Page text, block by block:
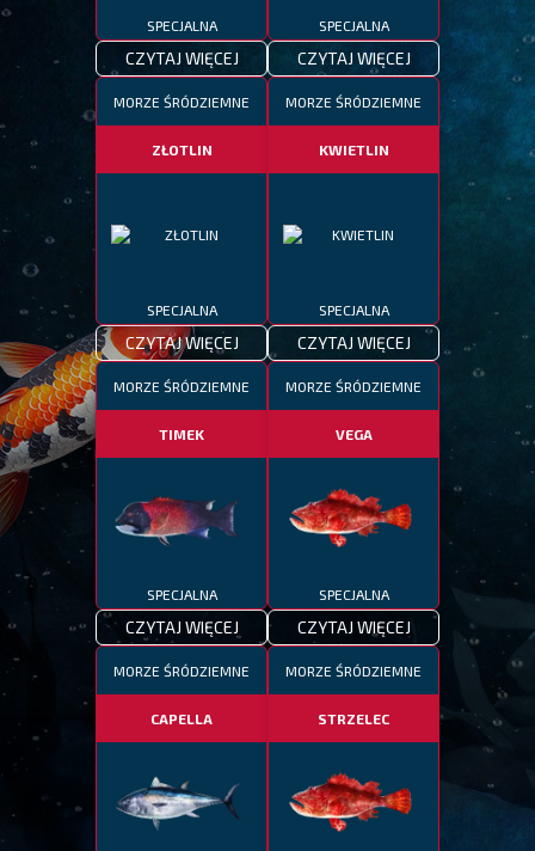
SPECJALNA
CZYTAJ WIĘCEJ
SPECJALNA
CZYTAJ WIĘCEJ
MORZE ŚRÓDZIEMNE
ZŁOTLIN
SPECJALNA
CZYTAJ WIĘCEJ
MORZE ŚRÓDZIEMNE
KWIETLIN
SPECJALNA
CZYTAJ WIĘCEJ
MORZE ŚRÓDZIEMNE
TIMEK
SPECJALNA
CZYTAJ WIĘCEJ
MORZE ŚRÓDZIEMNE
VEGA
SPECJALNA
CZYTAJ WIĘCEJ
MORZE ŚRÓDZIEMNE
CAPELLA
MORZE ŚRÓDZIEMNE
STRZELEC